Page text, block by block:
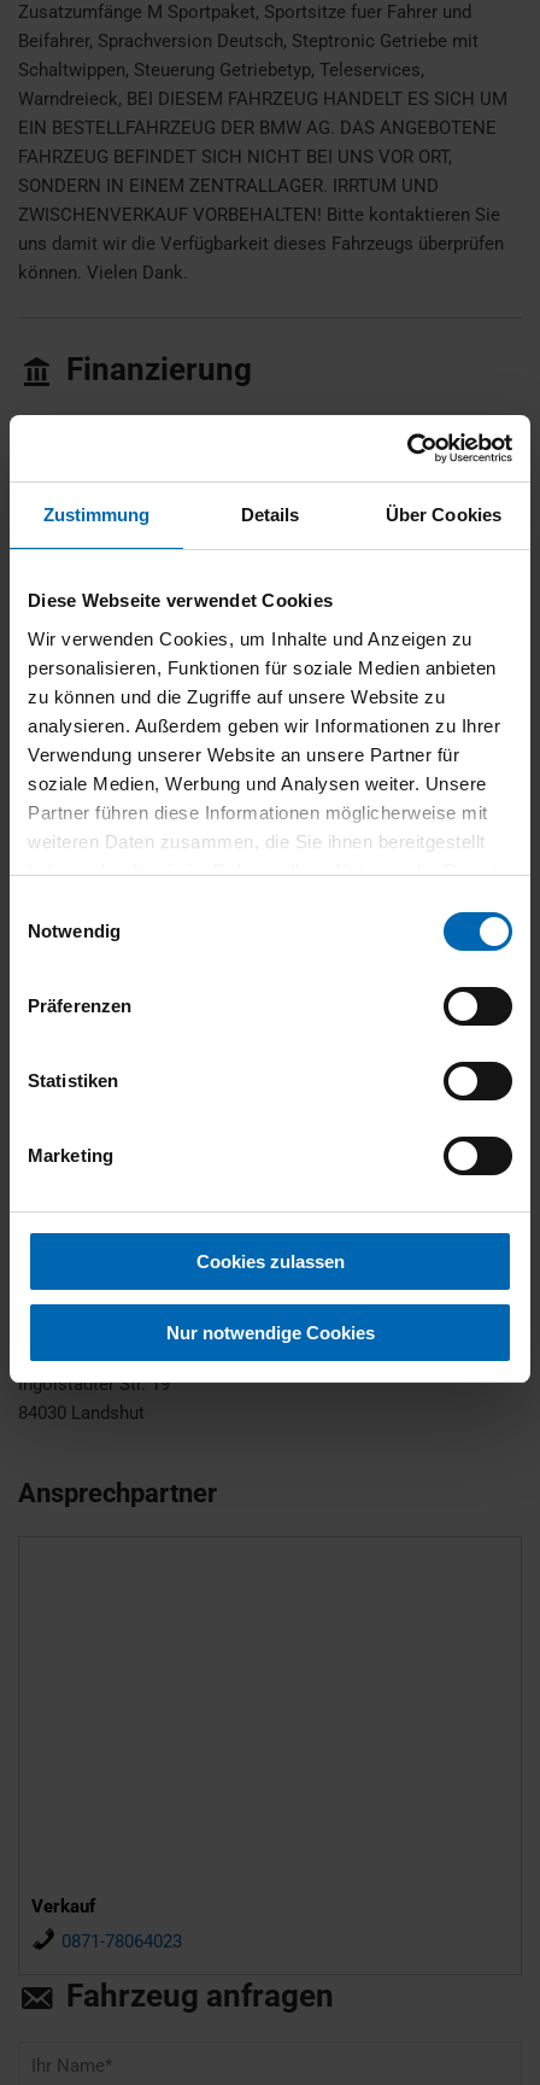
Zustimmung Details Über Cookies
Diese Webseite verwendet Cookies
Wir verwenden Cookies, um Inhalte und Anzeigen zu
personalisieren, Funktionen für soziale Medien anbieten
zu können und die Zugriffe auf unsere Website zu
analysieren. Außerdem geben wir Informationen zu Ihrer
Verwendung unserer Website an unsere Partner für
soziale Medien, Werbung und Analysen weiter. Unsere
Partner führen diese Informationen möglicherweise mit
weiteren Daten zusammen, die Sie ihnen bereitgestellt
haben oder die sie im Rahmen Ihrer Nutzung der Dienste
Notwendig
Präferenzen
Statistiken
Marketing
Cookies zulassen
Nur notwendige Cookies
Zusatzumfänge M Sportpaket, Sportsitze fuer Fahrer und
Beifahrer, Sprachversion Deutsch, Steptronic Getriebe mit
Schaltwippen, Steuerung Getriebetyp, Teleservices,
Warndreieck, BEI DIESEM FAHRZEUG HANDELT ES SICH UM
EIN BESTELLFAHRZEUG DER BMW AG. DAS ANGEBOTENE
FAHRZEUG BEFINDET SICH NICHT BEI UNS VOR ORT,
SONDERN IN EINEM ZENTRALLAGER. IRRTUM UND
ZWISCHENVERKAUF VORBEHALTEN! Bitte kontaktieren Sie
uns damit wir die Verfügbarkeit dieses Fahrzeugs überprüfen
können. Vielen Dank.
Finanzierung
7.268,- €
43.169,- €
Darlehensgesamtbetrag
41.188,- €
Nettodarlehensbetrag
25.682,- €
Schlussrate
Bearbeitungsgebühr
Effektiver Jahreszins
Sollzinssatz p.A.
1.99 %
BMW Bank GmbH -
Lilienthalallee 26 -
Leasing
320,- € 36 Monate 13.228,- €
30.000 km
0,10 €
6,16 %
BMW Bank GmbH -
Lilienthalallee 26 -
Kontaktdaten
Hubauer GmbH - JGA
Ingolstädter Str. 19
84030 Landshut
Ansprechpartner
Verkauf
0871-78064023
Fahrzeug anfragen